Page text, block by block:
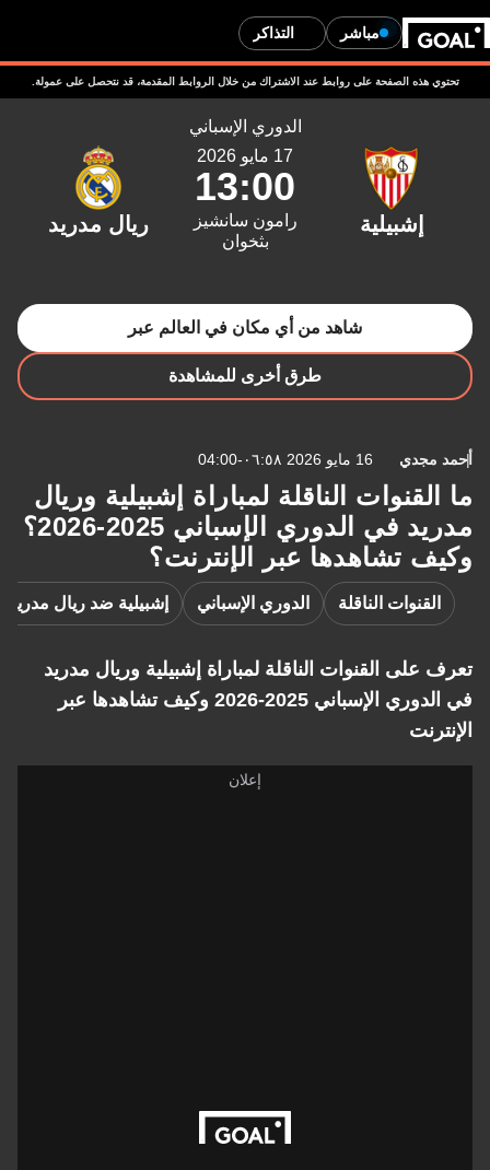
مباشر التذاكر
تحتوي هذه الصفحة على روابط عند الاشتراك من خلال الروابط المقدمة، قد نتحصل على عمولة.
الدوري الإسباني
17 مايو 2026
13:00
رامون سانشيز
بثخوان
شاهد من أي مكان في العالم عبر
طرق أخرى للمشاهدة
أحمد مجدي 16 مايو 2026 ٠٦:٥٨-04:00
ما القنوات الناقلة لمباراة إشبيلية وريال
مدريد في الدوري الإسباني 2025-2026؟
وكيف تشاهدها عبر الإنترنت؟
القنوات الناقلة الدوري الإسباني إشبيلية ضد ريال مدريد
تعرف على القنوات الناقلة لمباراة إشبيلية وريال مدريد
في الدوري الإسباني 2025-2026 وكيف تشاهدها عبر
الإنترنت